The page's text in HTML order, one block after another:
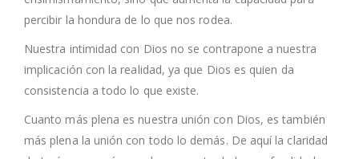
percibir la hondura de lo que nos rodea.
Nuestra intimidad con Dios no se contrapone a nuestra
implicación con la realidad, ya que Dios es quien da
consistencia a todo lo que existe.
Cuanto más plena es nuestra unión con Dios, es también
más plena la unión con todo lo demás. De aquí la claridad